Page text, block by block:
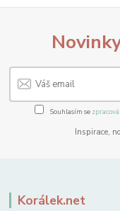
Souhlasím se
Inspirace,
Korálek.net